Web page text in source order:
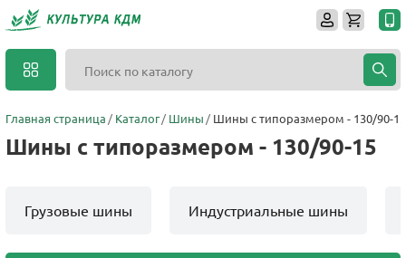
Главная страница Каталог Шины Шины с типоразмером - 130/90-15
Шины с типоразмером - 130/90-15
Грузовые шины Индустриальные шины